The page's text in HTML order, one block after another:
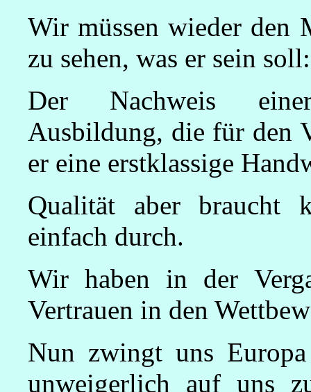
Wir müssen wieder den
zu sehen, was er sein soll:
Der Nachweis
Ausbildung, die für den
er eine erstklassige
Qualität aber braucht
einfach durch.
Wir haben in der
Vertrauen in den
Nun zwingt uns
unweigerlich auf uns